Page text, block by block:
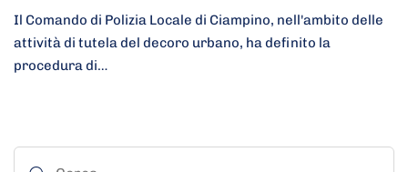
Il Comando di Polizia Locale di Ciampino​, nell'ambito delle
attività di tutela del decoro urbano, ha definito la
procedura di…